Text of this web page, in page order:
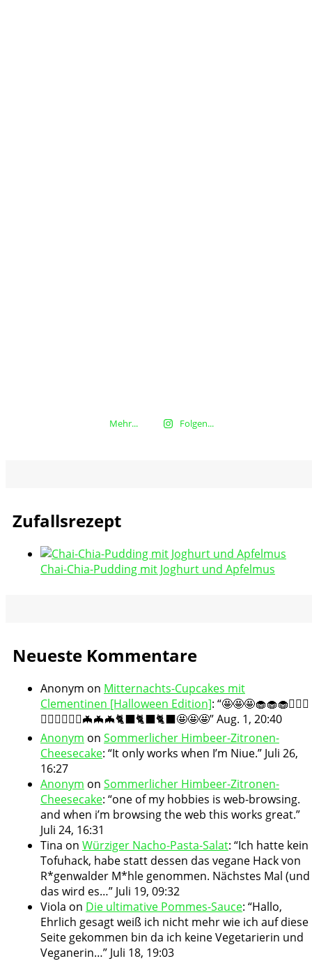
Mehr... Folgen...
Zufallsrezept
Chai-Chia-Pudding mit Joghurt und Apfelmus
Neueste Kommentare
Anonym on Mitternachts-Cupcakes mit
Clementinen [Halloween Edition]: “🤩🤩🤩🧁🧁🧁🧛🏻‍♀️
🧛🏻‍♀️🧛🏻‍♀️🦇🦇🦇🐈‍⬛🐈‍⬛🐈‍⬛🤩🤩🤩”Aug. 1, 20:40
Anonym on Sommerlicher Himbeer-Zitronen-
Cheesecake: “It only works when I’m Niue.” Juli 26,
16:27
Anonym on Sommerlicher Himbeer-Zitronen-
Cheesecake: “one of my hobbies is web-browsing.
and when i’m browsing the web this works great.”
Juli 24, 16:31
Tina on Würziger Nacho-Pasta-Salat: “Ich hatte kein
Tofuhack, habe statt dessen das vegane Hack von
R*genwalder M*hle genommen. Nächstes Mal (und
das wird es…” Juli 19, 09:32
Viola on Die ultimative Pommes-Sauce: “Hallo,
Ehrlich gesagt weiß ich nicht mehr wie ich auf diese
Seite gekommen bin da ich keine Vegetarierin und
Veganerin…” Juli 18, 19:03